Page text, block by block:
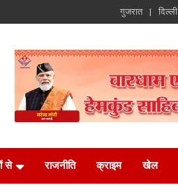
गुजरात दिल्ली
से राजनीति क्राइम खेल